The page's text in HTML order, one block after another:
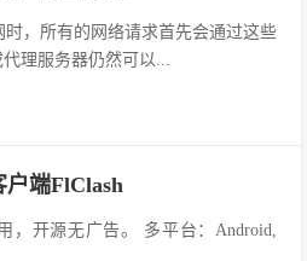
，所有的网络请求首先会通过这些
理服务器仍然可以...
端FlClash
，开源无广告。 多平台：Android,